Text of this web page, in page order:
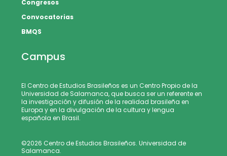
Congresos
Convocatorias
BMQS
Campus
El Centro de Estudios Brasileños es un Centro Propio de la
Universidad de Salamanca, que busca ser un referente en
la investigación y difusión de la realidad brasileña en
Europa y en la divulgación de la cultura y lengua
española en Brasil.
©2026 Centro de Estudios Brasileños. Universidad de
Salamanca.